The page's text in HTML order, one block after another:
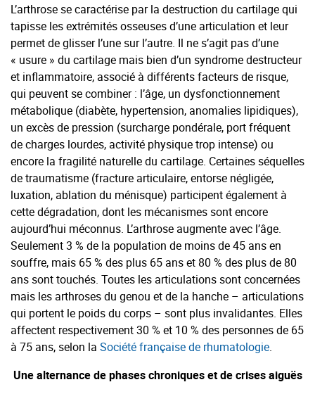
L’arthrose se caractérise par la destruction du cartilage qui
tapisse les extrémités osseuses d’une articulation et leur
permet de glisser l’une sur l’autre. Il ne s’agit pas d’une
« usure » du cartilage mais bien d’un syndrome destructeur
et inflammatoire, associé à différents facteurs de risque,
qui peuvent se combiner : l’âge, un dysfonctionnement
métabolique (diabète, hypertension, anomalies lipidiques),
un excès de pression (surcharge pondérale, port fréquent
de charges lourdes, activité physique trop intense) ou
encore la fragilité naturelle du cartilage. Certaines séquelles
de traumatisme (fracture articulaire, entorse négligée,
luxation, ablation du ménisque) participent également à
cette dégradation, dont les mécanismes sont encore
aujourd’hui méconnus. L’arthrose augmente avec l’âge.
Seulement 3 % de la population de moins de 45 ans en
souffre, mais 65 % des plus 65 ans et 80 % des plus de 80
ans sont touchés. Toutes les articulations sont concernées
mais les arthroses du genou et de la hanche – articulations
qui portent le poids du corps – sont plus invalidantes. Elles
affectent respectivement 30 % et 10 % des personnes de 65
à 75 ans, selon la Société française de rhumatologie.
Une alternance de phases chroniques et de crises aiguës